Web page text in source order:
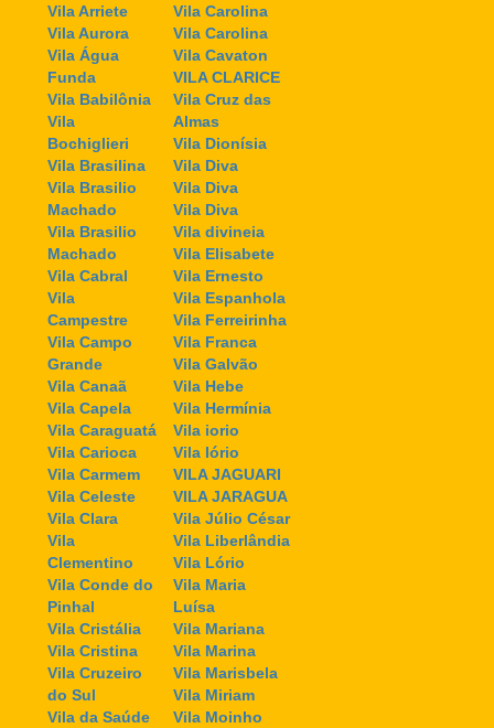
Vila Arriete
Vila Aurora
Vila Água
Funda
Vila Babilônia
Vila
Bochiglieri
Vila Brasilina
Vila Brasilio
Machado
Vila Brasilio
Machado
Vila Cabral
Vila
Campestre
Vila Campo
Grande
Vila Canaã
Vila Capela
Vila Caraguatá
Vila Carioca
Vila Carmem
Vila Celeste
Vila Clara
Vila
Clementino
Vila Conde do
Pinhal
Vila Cristália
Vila Cristina
Vila Cruzeiro
do Sul
Vila da Saúde
Vila Carolina
Vila Carolina
Vila Cavaton
VILA CLARICE
Vila Cruz das
Almas
Vila Dionísia
Vila Diva
Vila Diva
Vila Diva
Vila divineia
Vila Elisabete
Vila Ernesto
Vila Espanhola
Vila Ferreirinha
Vila Franca
Vila Galvão
Vila Hebe
Vila Hermínia
Vila iorio
Vila Iório
VILA JAGUARI
VILA JARAGUA
Vila Júlio César
Vila Liberlândia
Vila Lório
Vila Maria
Luísa
Vila Mariana
Vila Marina
Vila Marisbela
Vila Miriam
Vila Moinho